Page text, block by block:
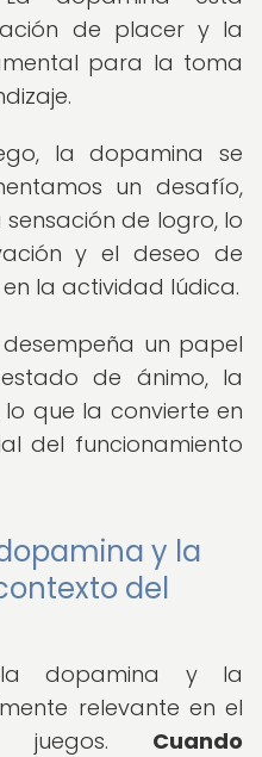
de placer y la
para la toma
la dopamina se
un desafío,
de logro, lo
y el deseo de
la actividad lúdica.
un papel
de ánimo, la
que la convierte en
del funcionamiento
y la
del
dopamina y la
relevante en el
juegos. Cuando